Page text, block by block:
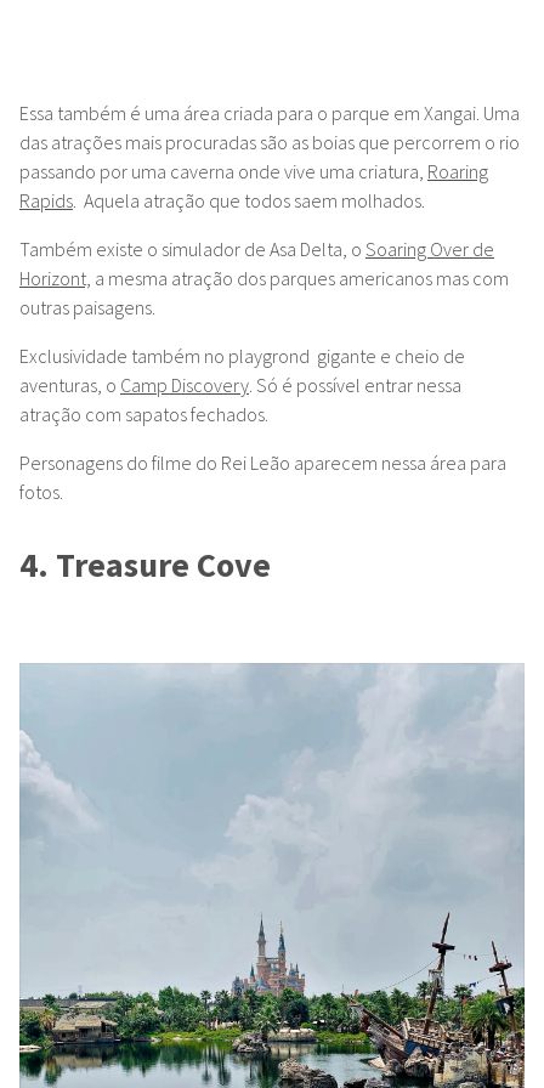
Essa também é uma área criada para o parque em Xangai. Uma
das atrações mais procuradas são as boias que percorrem o rio
passando por uma caverna onde vive uma criatura, Roaring
Rapids. Aquela atração que todos saem molhados.
Também existe o simulador de Asa Delta, o Soaring Over de
Horizont, a mesma atração dos parques americanos mas com
outras paisagens.
Exclusividade também no playgrond gigante e cheio de
aventuras, o Camp Discovery. Só é possível entrar nessa
atração com sapatos fechados.
Personagens do filme do Rei Leão aparecem nessa área para
fotos.
4. Treasure Cove